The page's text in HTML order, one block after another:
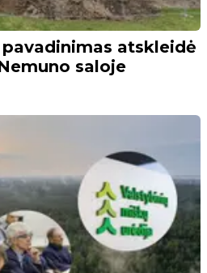
atskleidė
saloje